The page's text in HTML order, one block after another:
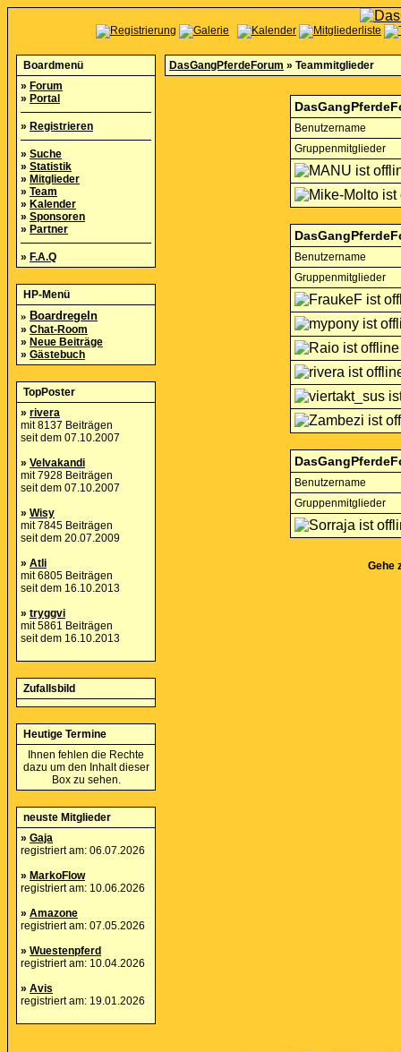
Boardmenü
» Forum
» Portal
» Registrieren
» Suche
» Statistik
» Mitglieder
» Team
» Kalender
» Sponsoren
» Partner
» F.A.Q
HP-Menü
» Boardregeln
» Chat-Room
» Neue Beiträge
» Gästebuch
TopPoster
» rivera
mit 8137 Beiträgen
seit dem 07.10.2007
» Velvakandi
mit 7928 Beiträgen
seit dem 07.10.2007
» Wisy
mit 7845 Beiträgen
seit dem 20.07.2009
» Atli
mit 6805 Beiträgen
seit dem 16.10.2013
» tryggvi
mit 5861 Beiträgen
seit dem 16.10.2013
Zufallsbild
Heutige Termine
Ihnen fehlen die Rechte
dazu um den Inhalt dieser
Box zu sehen.
neuste Mitglieder
» Gaja
registriert am: 06.07.2026
» MarkoFlow
registriert am: 10.06.2026
» Amazone
registriert am: 07.05.2026
» Wuestenpferd
registriert am: 10.04.2026
» Avis
registriert am: 19.01.2026
DasGangPferdeForum » Teammitglieder
Benutzername
Gruppenmitglieder
Benutzername
Gruppenmitglieder
Benutzername
Gruppenmitglieder
Gehe